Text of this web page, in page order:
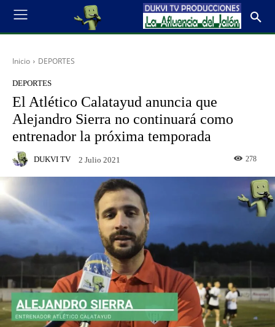
Inicio DEPORTES
DEPORTES
El Atlético Calatayud anuncia que
Alejandro Sierra no continuará como
entrenador la próxima temporada
DUKVI TV 2 Julio 2021 278